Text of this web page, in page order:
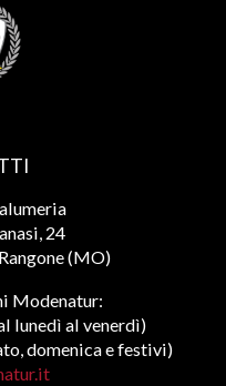
24
(MO)
Modenatur:
lunedì al venerdì)
domenica e festivi)